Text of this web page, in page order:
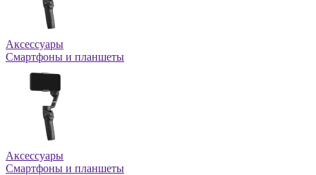
Аксессуары
Смартфоны и планшеты
Аксессуары
Смартфоны и планшеты